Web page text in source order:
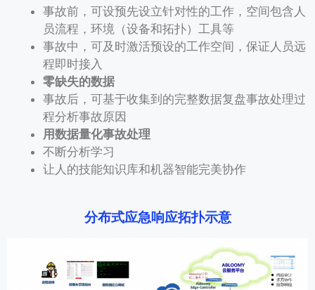
事故前，可设预先设立针对性的工作，空间包含人
员流程，环境（设备和拓扑）工具等
事故中，可及时激活预设的工作空间，保证人员远
程即时接入
零缺失的数据
事故后，可基于收集到的完整数据复盘事故处理过
程分析事故原因
用数据量化事故处理
不断分析学习
让人的技能知识库和机器智能完美协作
分布式应急响应拓扑示意